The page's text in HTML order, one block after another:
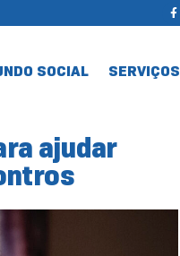
SOCIAL SERVIÇOS
ajudar